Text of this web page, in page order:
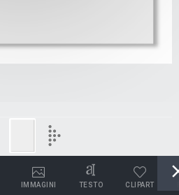
IMMAGINI TESTO CLIPART